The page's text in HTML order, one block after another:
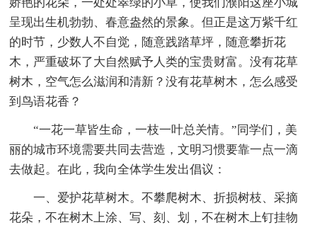
呈现出生机勃勃、春意盎然的景象。但正是这万紫千红
的时节，少数人不自觉，随意践踏草坪，随意攀折花
木，严重破坏了大自然赋予人类的宝贵财富。没有花草
树木，空气怎么滋润和清新？没有花草树木，怎么感受
到鸟语花香？
“一花一草皆生命，一枝一叶总关情。”同学们，美
丽的城市环境需要共同去营造，文明习惯要靠一点一滴
去做起。在此，我向全体学生发出倡议：
一、爱护花草树木。不攀爬树木、折损树枝、采摘
花朵，不在树木上涂、写、刻、划，不在树木上钉挂物